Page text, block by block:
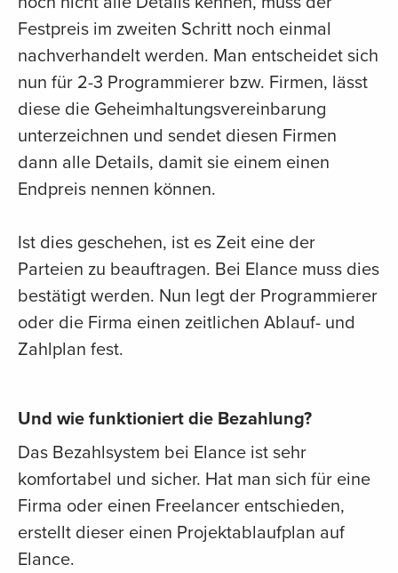
Festpreis im zweiten Schritt noch einmal
nachverhandelt werden. Man entscheidet sich
nun für 2-3 Programmierer bzw. Firmen, lässt
diese die Geheimhaltungsvereinbarung
unterzeichnen und sendet diesen Firmen
dann alle Details, damit sie einem einen
Endpreis nennen können.
Ist dies geschehen, ist es Zeit eine der
Parteien zu beauftragen. Bei Elance muss dies
bestätigt werden. Nun legt der Programmierer
oder die Firma einen zeitlichen Ablauf- und
Zahlplan fest.
Und wie funktioniert die Bezahlung?
Das Bezahlsystem bei Elance ist sehr
komfortabel und sicher. Hat man sich für eine
Firma oder einen Freelancer entschieden,
erstellt dieser einen Projektablaufplan auf
Elance.